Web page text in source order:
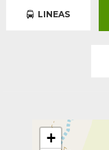
LINEAS
+